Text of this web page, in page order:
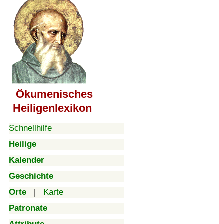
Ökumenisches
Heiligenlexikon
Schnellhilfe
Heilige
Kalender
Geschichte
Orte | Karte
Patronate